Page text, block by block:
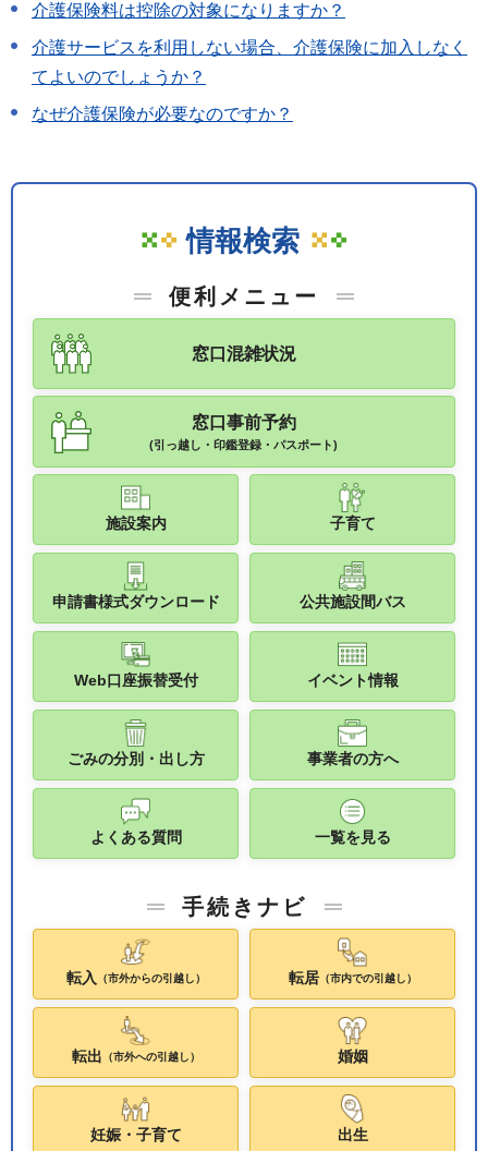
介護保険料は控除の対象になりますか？
介護サービスを利用しない場合、介護保険に加入しなく
てよいのでしょうか？
なぜ介護保険が必要なのですか？
情報検索
便利メニュー
窓口混雑状況
窓口事前予約
(引っ越し・印鑑登録・パスポート)
施設案内 子育て
申請書様式ダウンロード 公共施設間バス
Web口座振替受付 イベント情報
ごみの分別・出し方 事業者の方へ
よくある質問 一覧を見る
手続きナビ
転入 （市外からの引越し） 転居（市内での引越し）
転出 （市外への引越し） 婚姻
妊娠・子育て 出生